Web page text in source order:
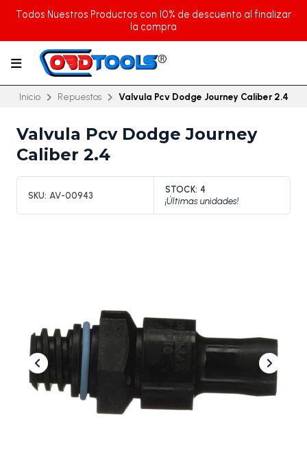
Todos Nuestros Productos con 10% de descuento al finalizar
la compra
Inicio Repuestos Valvula Pcv Dodge Journey Caliber 2.4
Valvula Pcv Dodge Journey
Caliber 2.4
SKU: AV-00943
STOCK: 4
¡Últimas unidades!